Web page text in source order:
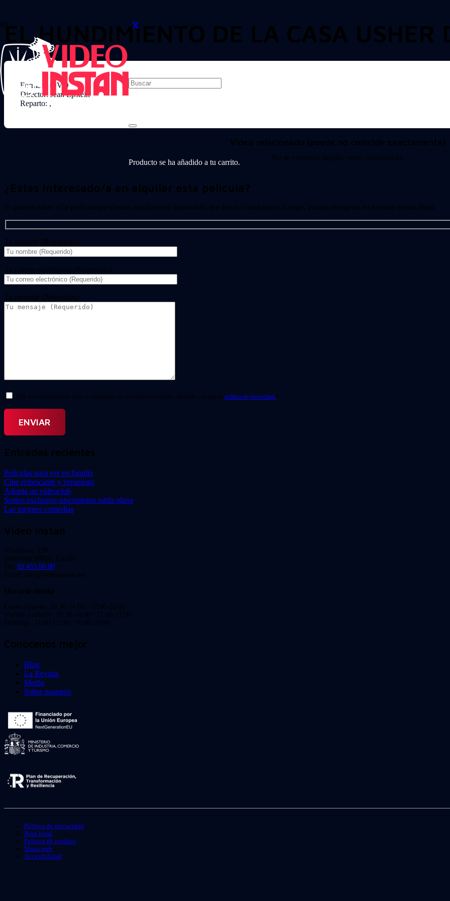
Producto se ha añadido a tu carrito.
EL HUNDIMIENTO DE LA CASA USHER
Formato: DVD
Director: Jean Epstein
Reparto: ,
Video relacionado (puede no coincidir exactamente)
No se encontró ningún video relacionado.
¿Estas interesado/a en alquilar esta película?
Si quieres saber si la película que deseas alquilar está disponible, por favor, contáctanos. Luego, podrás recogerla en nuestra tienda física.
Tu nombre (Requerido)
Tu correo electrónico (Requerido)
Tu mensaje (Necesario)
Doy mi consentimiento para el tratamiento de mis datos personales. He leído y acepto la política de privacidad. *
Entradas recientes
Películas para ver en familia
Cine refrescante y veraniego
Adopta un videoclub
Sorteo exclusivo suscriptores tarifa plana
Las mejores comedias
Video Instan
Viladomat, 239
Barcelona 08029. España.
Tel: 93 453 00 00
Email: info@videoinstan.net
Horario tienda
Lunes a jueves: 10:30-14:00 / 17:00-20:00
Viernes y sábado: 10:30-14:00 / 17:00-21:00
Domingo: 11:00-15:00 / 16:00-20:00
Conócenos mejor
Blog
La Revista
Media
Sobre nosotros
Política de privacidad
Nota legal
Política de cookies
Mapa web
Accesibilidad